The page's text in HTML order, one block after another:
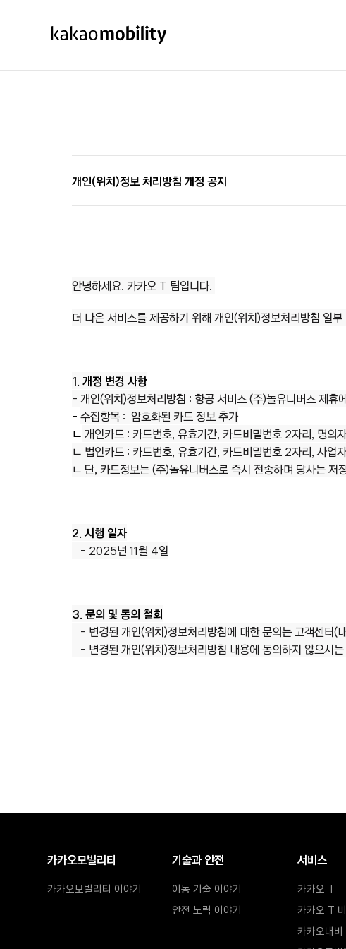
개인(위치)정보 처리방침 개정 공지
안녕하세요. 카카오 T 팀입니다.
더 나은 서비스를 제공하기 위해 개인(위치)정보처리방침 일
1. 개정 변경 사항
- 개인(위치)정보처리방침 : 항공 서비스 (주)놀유니버스 제휴
- 수집항목 : 암호화된 카드 정보 추가
ㄴ 개인카드 : 카드번호, 유효기간, 카드비밀번호 2자리, 명의
ㄴ 법인카드 : 카드번호, 유효기간, 카드비밀번호 2자리, 사업
ㄴ 단, 카드정보는 (주)놀유니버스로 즉시 전송하며 당사는 저
2. 시행 일자
- 2025년 11월 4일
3. 문의 및 동의 철회
- 변경된 개인(위치)정보처리방침에 대한 문의는 고객센터(
- 변경된 개인(위치)정보처리방침 내용에 동의하지 않으시
전체메뉴
카카오모빌리티
카카오모빌리티 이야기
기술과 안전
이동 기술 이야기
안전 노력 이야기
서비스
카카오 T
카카오 T
카카오내비